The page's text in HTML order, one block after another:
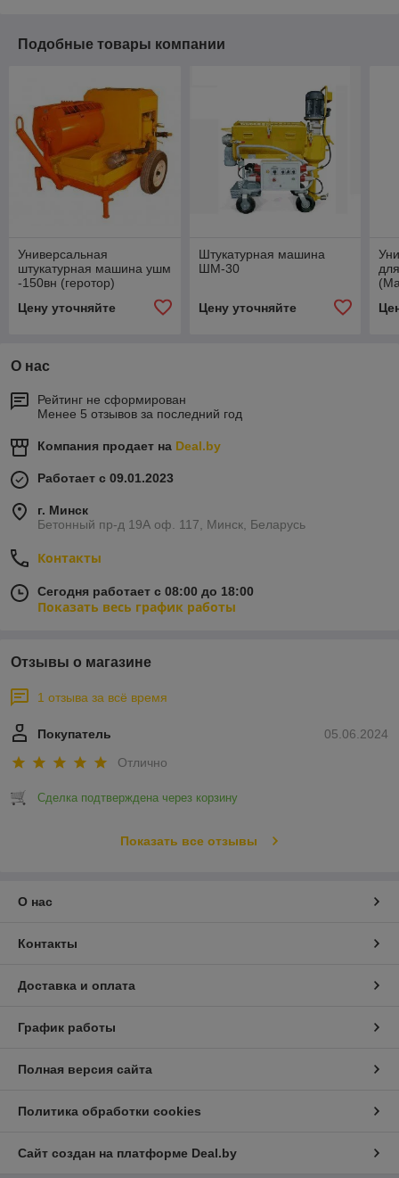
Подобные товары компании
Универсальная
штукатурная машина ушм
-150вн (геротор)
Цену уточняйте
Штукатурная машина
ШМ-30
Цену уточняйте
О нас
Рейтинг не сформирован
Менее 5 отзывов за последний год
Компания продает на Deal.by
Работает с 09.01.2023
г. Минск
Бетонный пр-д 19А оф. 117, Минск, Беларусь
Контакты
Сегодня работает с 08:00 до 18:00
Показать весь график работы
Отзывы о магазине
1 отзыва за всё время
05.06.2024
Покупатель
Отлично
Сделка подтверждена через корзину
Показать все отзывы
О нас
Контакты
Доставка и оплата
График работы
Полная версия сайта
Политика обработки cookies
Сайт создан на платформе Deal.by